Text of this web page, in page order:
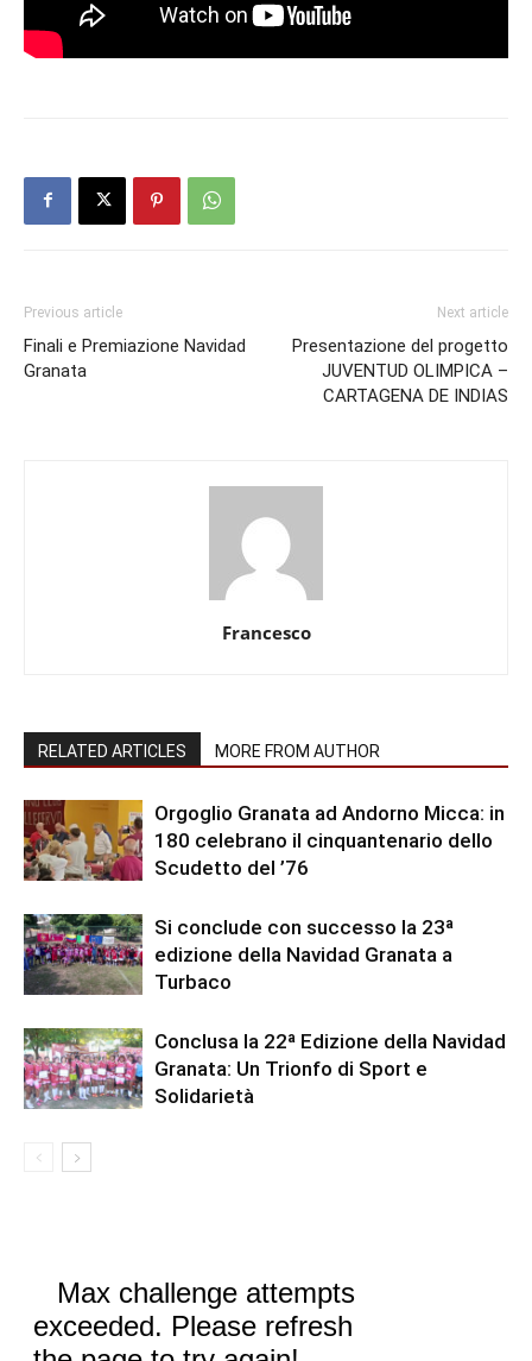
Previous article
Finali e Premiazione Navidad
Granata
Next article
Presentazione del progetto
JUVENTUD OLIMPICA –
CARTAGENA DE INDIAS
Francesco
RELATED ARTICLES MORE FROM AUTHOR
Orgoglio Granata ad Andorno Micca: in
180 celebrano il cinquantenario dello
Scudetto del ’76
Si conclude con successo la 23ª
edizione della Navidad Granata a
Turbaco
Conclusa la 22ª Edizione della Navidad
Granata: Un Trionfo di Sport e
Solidarietà